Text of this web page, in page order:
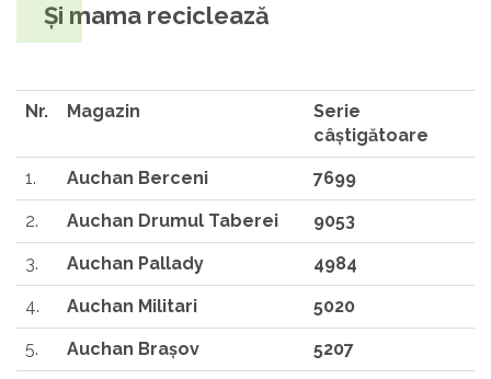
Și mama reciclează
Nr. Magazin
Serie
câştigătoare
1. Auchan Berceni 7699
2. Auchan Drumul Taberei 9053
3. Auchan Pallady 4984
4. Auchan Militari 5020
5. Auchan Braşov 5207